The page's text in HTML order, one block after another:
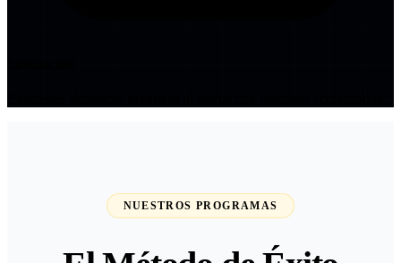
NUESTROS PROGRAMAS